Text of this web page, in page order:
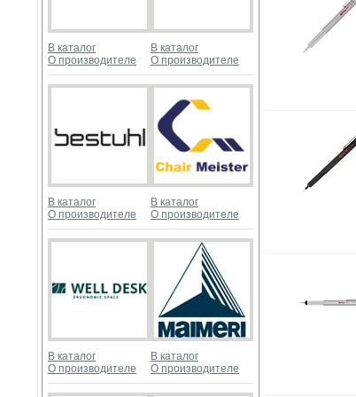
В каталог
О производителе
В каталог
О производителе
В каталог
О производителе
В каталог
О производителе
В каталог
О производителе
В каталог
О производителе